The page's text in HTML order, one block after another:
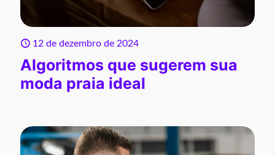
12 de dezembro de 2024
Algoritmos que sugerem sua
moda praia ideal